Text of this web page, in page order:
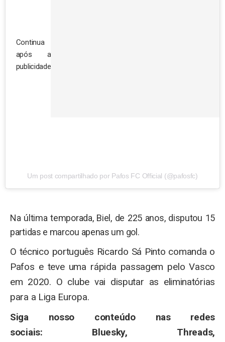
Continua
após a
publicidade
Um post compartilhado por Pafos FC Official (@pafosfc)
Na última temporada, Biel, de 225 anos, disputou 15
partidas e marcou apenas um gol.
O técnico português Ricardo Sá Pinto comanda o
Pafos e teve uma rápida passagem pelo Vasco
em 2020. O clube vai disputar as eliminatórias
para a Liga Europa.
Siga nosso conteúdo nas redes
sociais: Bluesky, Threads,